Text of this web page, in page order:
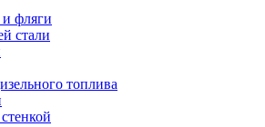
фляги
стали
топлива